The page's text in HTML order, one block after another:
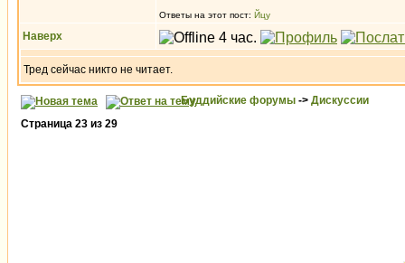
Ответы на этот пост: Йцу
Наверх
Тред сейчас никто не читает.
Буддийские форумы -> Дискуссии
Страница 23 из 29